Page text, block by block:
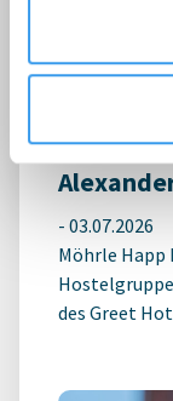
and Bars
- 03.07.2026
Möhrle
des Greet